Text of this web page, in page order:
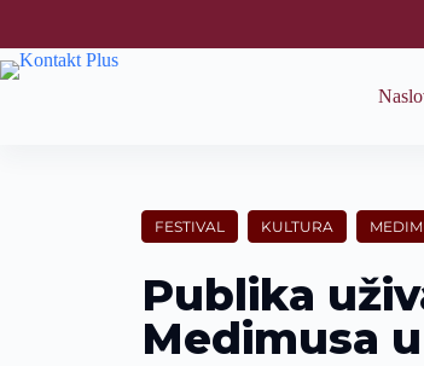
k
i
FESTIVAL KULTURA
Publika
Medimusa